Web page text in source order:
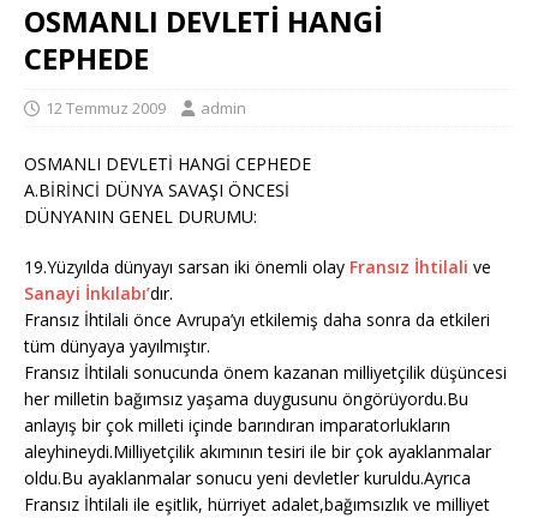
OSMANLI DEVLETİ HANGİ
CEPHEDE
12 Temmuz 2009 admin
OSMANLI DEVLETİ HANGİ CEPHEDE
A.BİRİNCİ DÜNYA SAVAŞI ÖNCESİ
DÜNYANIN GENEL DURUMU:
19.Yüzyılda dünyayı sarsan iki önemli olay Fransız İhtilali ve
Sanayi İnkılabı’dır.
Fransız İhtilali önce Avrupa’yı etkilemiş daha sonra da etkileri
tüm dünyaya yayılmıştır.
Fransız İhtilali sonucunda önem kazanan milliyetçilik düşüncesi
her milletin bağımsız yaşama duygusunu öngörüyordu.Bu
anlayış bir çok milleti içinde barındıran imparatorlukların
aleyhineydi.Milliyetçilik akımının tesiri ile bir çok ayaklanmalar
oldu.Bu ayaklanmalar sonucu yeni devletler kuruldu.Ayrıca
Fransız İhtilali ile eşitlik, hürriyet adalet,bağımsızlık ve milliyet